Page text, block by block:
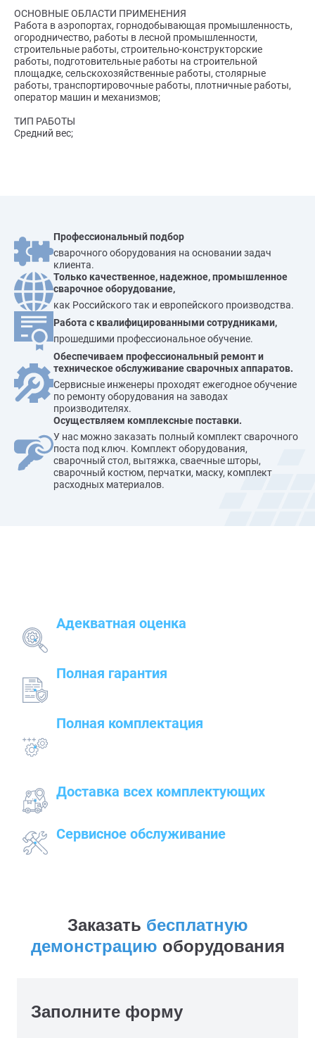
ОСНОВНЫЕ ОБЛАСТИ ПРИМЕНЕНИЯ
Работа в аэропортах, горнодобывающая промышленность,
огородничество, работы в лесной промышленности,
строительные работы, строительно-конструкторские
работы, подготовительные работы на строительной
площадке, сельскохозяйственные работы, столярные
работы, транспортировочные работы, плотничные работы,
оператор машин и механизмов;
ТИП РАБОТЫ
Средний вес;
Профессиональный подбор
сварочного оборудования на основании задач
клиента.
Только качественное, надежное, промышленное
сварочное оборудование,
как Российского так и европейского производства.
Работа с квалифицированными сотрудниками,
прошедшими профессиональное обучение.
Обеспечиваем профессиональный ремонт и
техническое обслуживание сварочных аппаратов.
Сервисные инженеры проходят ежегодное обучение
по ремонту оборудования на заводах
производителях.
Осуществляем комплексные поставки.
У нас можно заказать полный комплект сварочного
поста под ключ. Комплект оборудования,
сварочный стол, вытяжка, сваечные шторы,
сварочный костюм, перчатки, маску, комплект
расходных материалов.
Адекватная оценка
Полная гарантия
Полная комплектация
Доставка всех комплектующих
Сервисное обслуживание
Заказать бесплатную
демонстрацию оборудования
Заполните форму